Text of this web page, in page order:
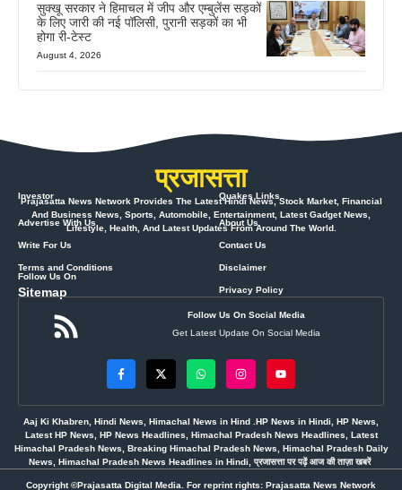
सुक्खू सरकार ने हिमाचल में जीप और एम्बुलेंस सड़कों
के लिए जारी की नई पॉलिसी, पुरानी सड़कों का भी
होगा री-टेस्ट
August 4, 2026
प्रजासत्ता
Prajasatta News Network Provides The Latest Hindi News, Stock Market, Financial
And Business News, Sports, Automobile, Entertainment, Latest Gadget News,
Lifestyle, Health, And Latest Updates From Around The World.
Investor
Advertise With Us
Write For Us
Terms and Conditions
Sitemap
Quakes Links
About Us
Contact Us
Disclaimer
Privacy Policy
Follow Us On
Follow Us On Social Media
Get Latest Update On Social Media
Aaj Ki Khabren, Hindi News, Himachal News in Hind .HP News in Hindi, HP News,
Latest HP News, HP News Headlines, Himachal Pradesh News Headlines, Latest
Himachal Pradesh News, Breaking Himachal Pradesh News, Himachal Pradesh Daily
News, Himachal Pradesh News Headlines in Hindi, प्रजासत्ता पर पढ़ें आज की ताज़ा खबरें
Copyright ©Prajasatta Digital Media. For reprint rights: Prajasatta News Network